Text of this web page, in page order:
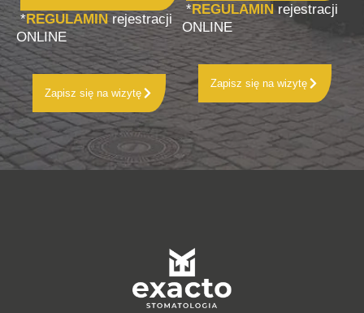
*REGULAMIN rejestracji
ONLINE
Zapisz się na wizytę
*REGULAMIN rejestracji
ONLINE
Zapisz się na wizytę